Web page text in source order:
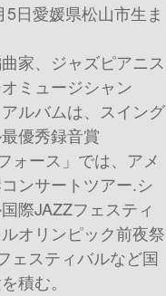
5日愛媛県松山市生ま
家、ジャズピアニス
ミュージシャン
ルバムは、スイング
優秀録音賞
ォース」では、アメ
ンサートツアー.シ
際JAZZフェスティ
オリンピック前夜祭
ェスティバルなど国
積む。